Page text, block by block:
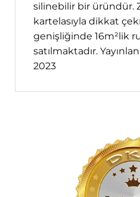
silinebilir bir üründür.
kartelasıyla dikkat
genişliğinde 16m²lik
satılmaktadır.
2023